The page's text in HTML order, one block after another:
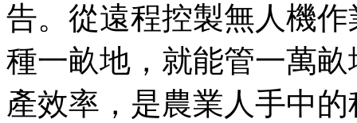
告。從遠程控製無人機
種一畝地，就能管一萬
產效率，是農業人手中